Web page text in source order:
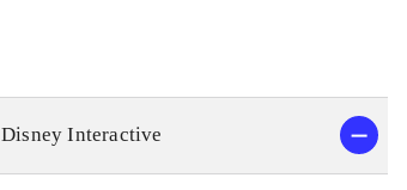
Disney Interactive